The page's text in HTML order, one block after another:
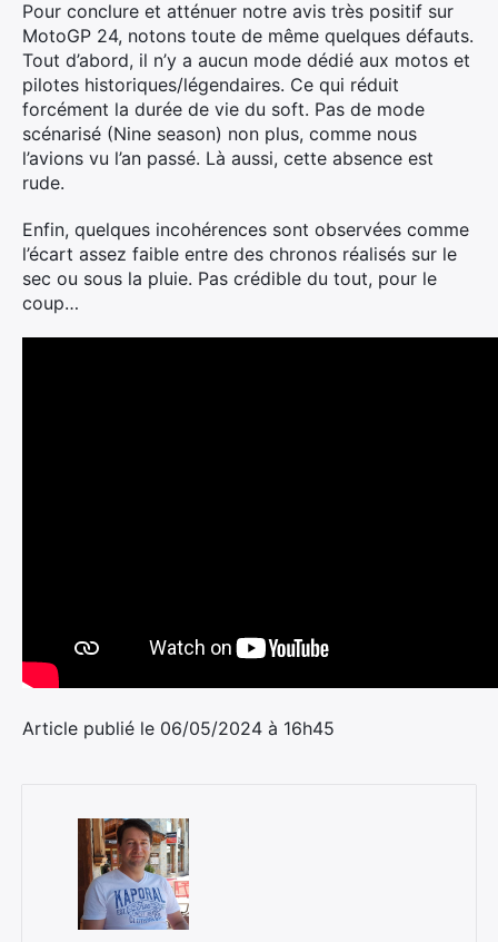
Pour conclure et atténuer notre avis très positif sur
MotoGP 24, notons toute de même quelques défauts.
Tout d’abord, il n’y a aucun mode dédié aux motos et
pilotes historiques/légendaires. Ce qui réduit
forcément la durée de vie du soft. Pas de mode
scénarisé (Nine season) non plus, comme nous
l’avions vu l’an passé. Là aussi, cette absence est
rude.
Enfin, quelques incohérences sont observées comme
l’écart assez faible entre des chronos réalisés sur le
sec ou sous la pluie. Pas crédible du tout, pour le
coup…
Article publié le 06/05/2024 à 16h45